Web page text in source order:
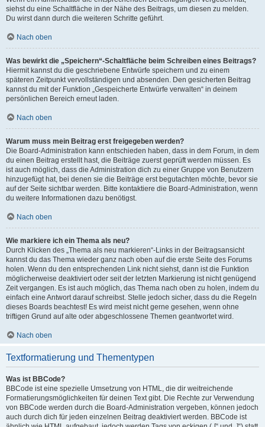
siehst du eine Schaltfläche in der Nähe des Beitrags, um diesen zu melden.
Du wirst dann durch die weiteren Schritte geführt.
Nach oben
Was bewirkt die „Speichern“-Schaltfläche beim Schreiben eines Beitrags?
Hiermit kannst du die geschriebene Entwürfe speichern und zu einem
späteren Zeitpunkt vervollständigen und absenden. Den gesicherten Beitrag
kannst du mit der Funktion „Gespeicherte Entwürfe verwalten“ in deinem
persönlichen Bereich erneut laden.
Nach oben
Warum muss mein Beitrag erst freigegeben werden?
Die Board-Administration kann entschieden haben, dass in dem Forum, in dem
du einen Beitrag erstellt hast, die Beiträge zuerst geprüft werden müssen. Es
ist auch möglich, dass die Administration dich zu einer Gruppe von Benutzern
hinzugefügt hat, bei denen sie die Beiträge erst begutachten möchte, bevor sie
auf der Seite sichtbar werden. Bitte kontaktiere die Board-Administration, wenn
du weitere Informationen dazu benötigst.
Nach oben
Wie markiere ich ein Thema als neu?
Durch Klicken des „Thema als neu markieren“-Links in der Beitragsansicht
kannst du das Thema wieder ganz nach oben auf die erste Seite des Forums
holen. Wenn du den entsprechenden Link nicht siehst, dann ist die Funktion
möglicherweise deaktiviert oder seit der letzten Markierung ist nicht genügend
Zeit vergangen. Es ist auch möglich, das Thema nach oben zu holen, indem du
einfach eine Antwort darauf schreibst. Stelle jedoch sicher, dass du die Regeln
dieses Boards beachtest! Es wird meist nicht gerne gesehen, wenn ohne
triftigen Grund auf alte oder abgeschlossene Themen geantwortet wird.
Nach oben
Textformatierung und Thementypen
Was ist BBCode?
BBCode ist eine spezielle Umsetzung von HTML, die dir weitreichende
Formatierungsmöglichkeiten für deinen Text gibt. Die Rechte zur Verwendung
von BBCode werden durch die Board-Administration vergeben, können jedoch
auch durch dich für jeden einzelnen Beitrag deaktiviert werden. BBCode ist